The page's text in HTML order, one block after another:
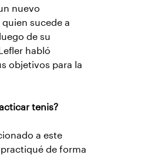
nuevo
sucede a
de su
habló
objetivos para la
tenis?
a este
de forma